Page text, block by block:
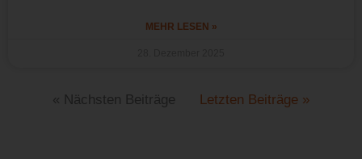
MEHR LESEN »
« Nächsten Beiträge Letzten Beiträge »